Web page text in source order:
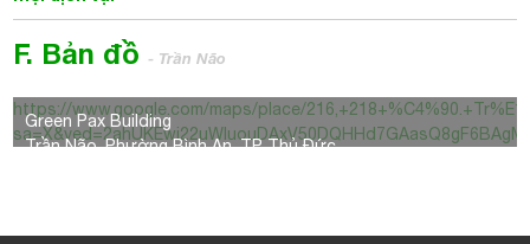
F. Bản đồ - Trần Não
Green Pax Building
Trần Não, Phường Bình An, TP Thủ Đức
https://www.google.com/maps/place/